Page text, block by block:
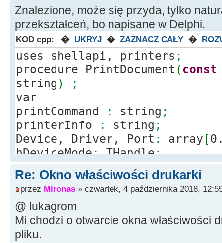
Znalezione, może się przyda, tylko
przekształceń, bo napisane w Delphi.
KOD cpp: � UKRYJ � ZAZNACZ CAŁY �
uses shellapi, printers ;
procedure PrintDocument ( const
string )
;
var
printCommand
: string ;
printerInfo
: string ;
Device, Driver, Port : array [
hDeviceMode:THandle;
begin
ifPrinter.PrinterIndex =
then
begin
printCommand:= 'print';
printerInfo
Re: Okno właściwości drukarki
przez Mironas » czwartek, 4 października 2018,
@ lukagrom
Mi chodzi o otwarcie okna właściwości
pliku.